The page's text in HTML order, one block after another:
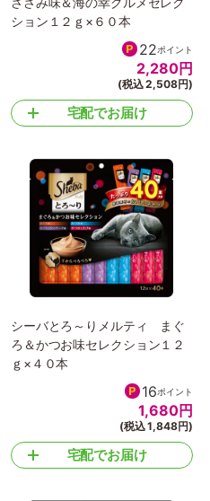
ション１２ｇ×６０本
22ポイント
2,280円
(税込 2,508円)
宅配でお届け
シーバとろ～りメルティ まぐ
ろ＆かつお味セレクション１２
ｇ×４０本
16ポイント
1,680円
(税込 1,848円)
宅配でお届け